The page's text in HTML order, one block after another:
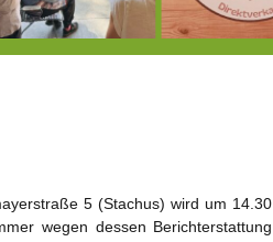
5 (Stachus) wird um 14.30
wegen dessen Berichterstattung